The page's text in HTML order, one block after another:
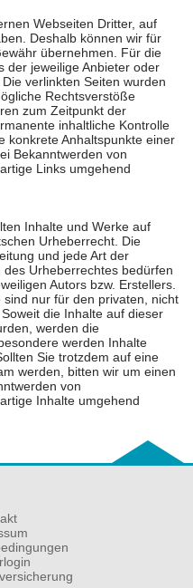
Webseiten Dritter, auf
Deshalb können wir für
übernehmen. Für die
der jeweilige Anbieter oder
verlinkten Seiten wurden
Rechtsverstöße
zum Zeitpunkt der
inhaltliche Kontrolle
konkrete Anhaltspunkte einer
Bekanntwerden von
Links umgehend
Inhalte und Werke auf
Urheberrecht. Die
und jede Art der
Urheberrechtes bedürfen
Autors bzw. Erstellers.
nur für den privaten, nicht
die Inhalte auf dieser
werden die
werden Inhalte
Sie trotzdem auf eine
werden, bitten wir um einen
von
Inhalte umgehend